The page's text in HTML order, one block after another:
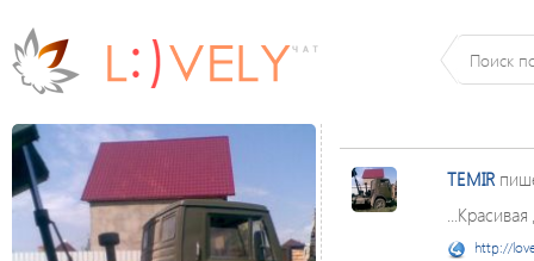
TEMIR
http://